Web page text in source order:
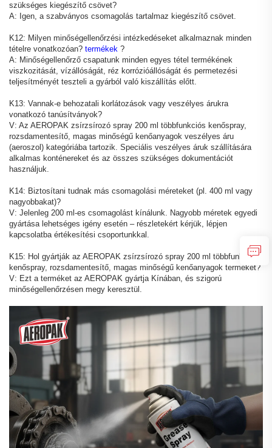
szükséges kiegészítő csövet?
A: Igen, a szabványos csomagolás tartalmaz kiegészítő csövet.
K12: Milyen minőségellenőrzési intézkedéseket alkalmaznak minden
tételre vonatkozóan? termékek ?
A: Minőségellenőrző csapatunk minden egyes tétel termékének
viszkozitását, vízállóságát, réz korrózióállóságát és permetezési
teljesítményét teszteli a gyárból való kiszállítás előtt.
K13: Vannak-e behozatali korlátozások vagy veszélyes árukra
vonatkozó tanúsítványok?
V: Az AEROPAK zsírzsírozó spray 200 ml többfunkciós kenőspray,
rozsdamentesítő, magas minőségű kenőanyagok veszélyes áru
(aeroszol) kategóriába tartozik. Speciális veszélyes áruk szállítására
alkalmas konténereket és az összes szükséges dokumentációt
használjuk.
K14: Biztosítani tudnak más csomagolási méreteket (pl. 400 ml vagy
nagyobbakat)?
V: Jelenleg 200 ml-es csomagolást kínálunk. Nagyobb méretek egyedi
gyártása lehetséges igény esetén – részletekért kérjük, lépjen
kapcsolatba értékesítési csoportunkkal.
K15: Hol gyártják az AEROPAK zsírzsírozó spray 200 ml többfunkciós
kenőspray, rozsdamentesítő, magas minőségű kenőanyagok terméket?
V: Ezt a terméket az AEROPAK gyártja Kínában, és szigorú
minőségellenőrzésen megy keresztül.